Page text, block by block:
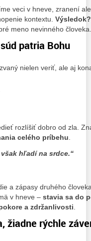
veci v hneve, zranení
kontextu.
meno nevinného človeka.
patria Bohu
nielen veriť, ale aj
rozlíšiť dobro od zla.
celého príbehu
hľadí na srdce.“
a zápasy druhého
v hneve – stavia sa do
a zdržanlivosti
žiadne rýchle